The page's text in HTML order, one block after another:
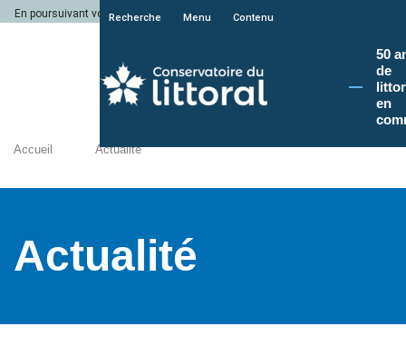
En poursuivant votre navigation sur le site du Conservatoire du littoral, vous
Recherche Menu Contenu
50
de
en
Accueil Actualité
Actualité